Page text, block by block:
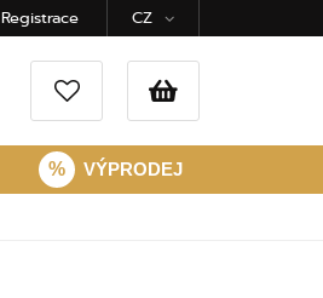
Registrace CZ
% VÝPRODEJ